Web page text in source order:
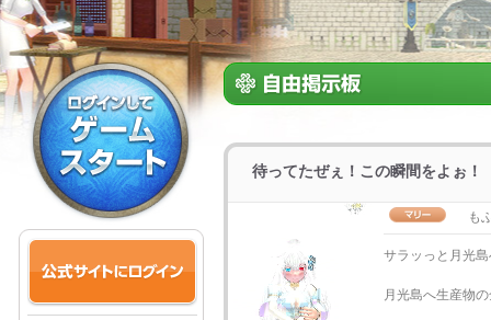
待ってたぜぇ！この瞬間をよぉ！
も
サラッっと月光
月光島へ生産物